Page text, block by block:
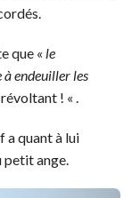
que « le
endeuiller les
! « .
a quant à lui
petit ange.